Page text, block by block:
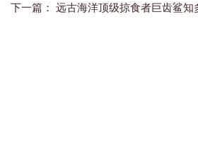
下一篇： 远古海洋顶级掠食者巨齿鲨知